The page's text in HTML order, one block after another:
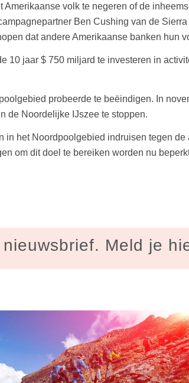
volk te negeren of de
Ben Cushing van de
dat andere Amerikaanse banken hun
10 jaar $ 750 miljard te investeren in
probeerde te beëindigen. In
de Noordelijke IJszee te stoppen.
het Noordpoolgebied indruisen tegen
om dit doel te bereiken worden nu
Meld je